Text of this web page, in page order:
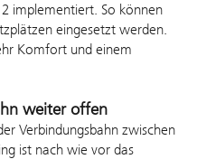
2 implementiert. So können
eingesetzt werden.
Komfort und einem
weiter offen
Verbindungsbahn zwischen
ist nach wie vor das